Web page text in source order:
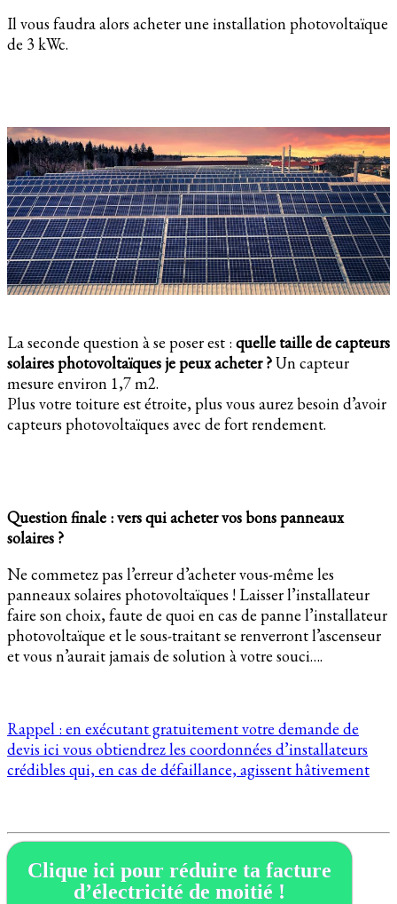
Il vous faudra alors acheter une installation photovoltaïque
de 3 kWc.
La seconde question à se poser est : quelle taille de capteurs
solaires photovoltaïques je peux acheter ?Un capteur
mesure environ 1,7 m2.
Plus votre toiture est étroite, plus vous aurez besoin d’avoir
capteurs photovoltaïques avec de fort rendement.
Question finale : vers qui acheter vos bons panneaux
solaires ?
Ne commetez pas l’erreur d’acheter vous-même les
panneaux solaires photovoltaïques ! Laisser l’installateur
faire son choix, faute de quoi en cas de panne l’installateur
photovoltaïque et le sous-traitant se renverront l’ascenseur
et vous n’aurait jamais de solution à votre souci….
Rappel : en exécutant gratuitement votre demande de
devis ici vous obtiendrez les coordonnées d’installateurs
crédibles qui, en cas de défaillance, agissent hâtivement
Clique ici pour réduire ta facture
d’électricité de moitié !